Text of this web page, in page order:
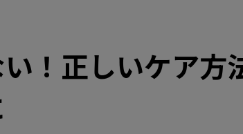
！正しいケア方